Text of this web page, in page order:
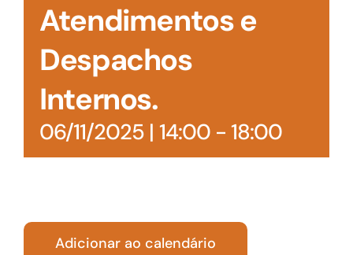
Atendimentos e
Despachos
Internos.
06/11/2025 | 14:00- 18:00
Adicionar ao calendário